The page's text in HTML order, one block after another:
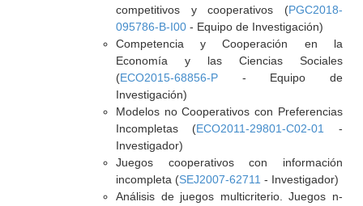
competitivos y cooperativos (PGC2018-
095786-B-I00- Equipo de Investigación)
Competencia y Cooperación en la
Economía y las Ciencias Sociales
(ECO2015-68856-P- Equipo de
Investigación)
Modelos no Cooperativos con Preferencias
Incompletas (ECO2011-29801-C02-01
-
Investigador)
Juegos cooperativos con información
incompleta (SEJ2007-62711 - Investigador)
Análisis de juegos multicriterio. Juegos n-